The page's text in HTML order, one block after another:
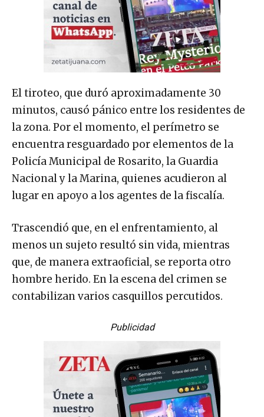
El tiroteo, que duró aproximadamente 30
minutos, causó pánico entre los residentes de
la zona. Por el momento, el perímetro se
encuentra resguardado por elementos de la
Policía Municipal de Rosarito, la Guardia
Nacional y la Marina, quienes acudieron al
lugar en apoyo a los agentes de la fiscalía.
Trascendió que, en el enfrentamiento, al
menos un sujeto resultó sin vida, mientras
que, de manera extraoficial, se reporta otro
hombre herido. En la escena del crimen se
contabilizan varios casquillos percutidos.
Publicidad